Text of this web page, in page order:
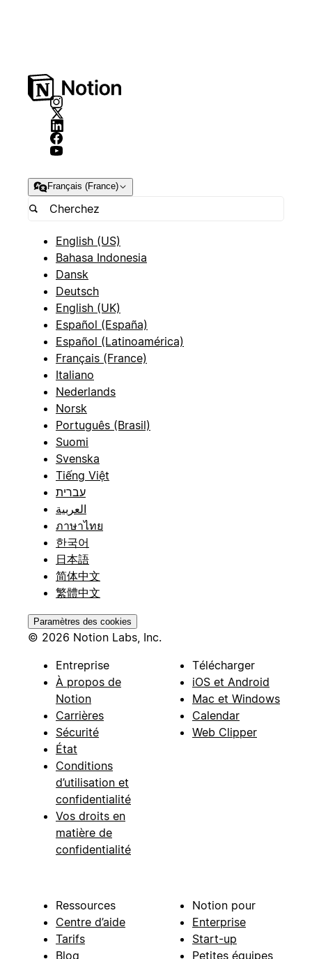
Français (France)
English (US)
Bahasa Indonesia
Dansk
Deutsch
English (UK)
Español (España)
Español (Latinoamérica)
Français (France)
Italiano
Nederlands
Norsk
Português (Brasil)
Suomi
Svenska
Tiếng Việt
עברית
العربية
ภาษาไทย
한국어
日本語
简体中文
繁體中文
Paramètres des cookies
© 2026 Notion Labs, Inc.
Entreprise
À propos de
Notion
Carrières
Sécurité
État
Conditions
d’utilisation et
confidentialité
Vos droits en
matière de
confidentialité
Télécharger
iOS et Android
Mac et Windows
Calendar
Web Clipper
Ressources
Centre d’aide
Tarifs
Blog
Notion pour
Enterprise
Start-up
Petites équipes